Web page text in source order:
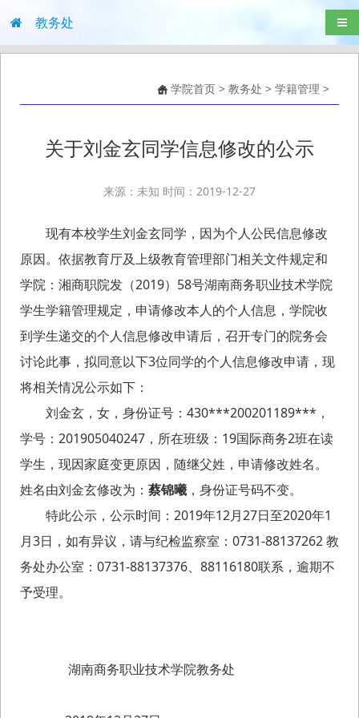
教务处 导
学院首页 > 教务处 > 学籍管理 >
关于刘金玄同学信息修改的公示
来源：未知 时间：2019-12-27
现有本校学生刘金玄同学，因为个人公民信息修改
原因。依据教育厅及上级教育管理部门相关文件规定和
学院：湘商职院发（2019）58号湖南商务职业技术学院
学生学籍管理规定，申请修改本人的个人信息，学院收
到学生递交的个人信息修改申请后，召开专门的院务会
讨论此事，拟同意以下3位同学的个人信息修改申请，现
将相关情况公示如下：
刘金玄，女，身份证号：430***200201189***，
学号：201905040247，所在班级：19国际商务2班在读
学生，现因家庭变更原因，随继父姓，申请修改姓名。
姓名由刘金玄修改为： 蔡锦曦 ，身份证号码不变。
特此公示，公示时间：2019年12月27日至2020年1
月3日，如有异议，请与纪检监察室：0731-88137262 教
务处办公室：0731-88137376、88116180联系，逾期不
予受理。
湖南商务职业技术学院教务处